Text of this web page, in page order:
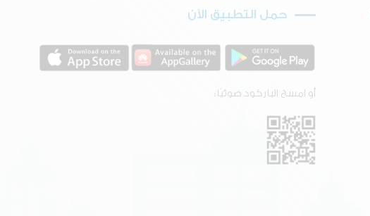
حمل التطبيق الآن
أو امسح الباركود ضوئيًا: